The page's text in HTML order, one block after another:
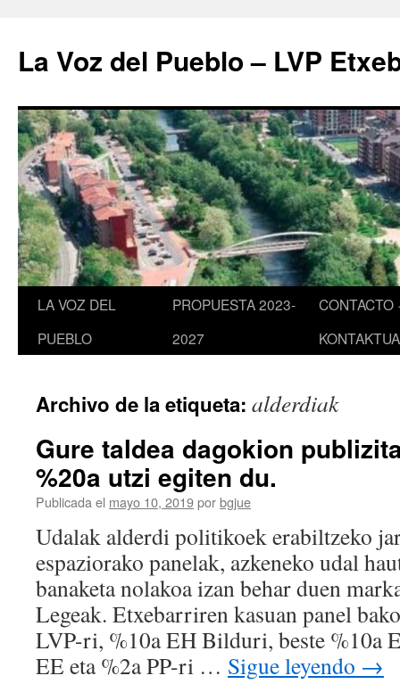
contenido
La Voz del Pueblo – LVP
LA VOZ DEL
PUEBLO
PROPUESTA 2023-
2027
CONTACTO ·
KONTAKTUA
Archivo de la etiqueta: alderdiak
Gure taldea dagokion
%20a utzi egiten du.
Publicada el mayo 10, 2019porbgjue
Udalak alderdi politikoek erabiltzeko
espaziorako panelak, azkeneko udal
banaketa nolakoa izan behar duen
Legeak. Etxebarriren kasuan panel
LVP-ri, %10a EH Bilduri, beste %10a
EE eta %2a PP-ri … Sigue leyendo →